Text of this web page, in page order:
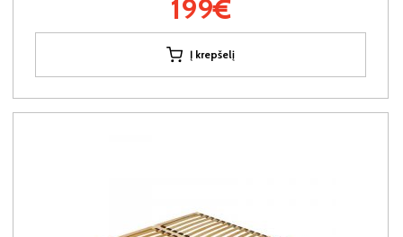
199€
Į krepšelį